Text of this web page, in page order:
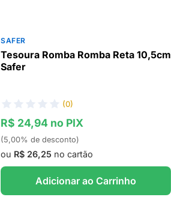
SAFER
Tesoura Romba Romba Reta 10,5cm
Safer
(0)
R$ 24,94 no PIX
(5,00% de desconto)
ou R$ 26,25 no cartão
Adicionar ao Carrinho